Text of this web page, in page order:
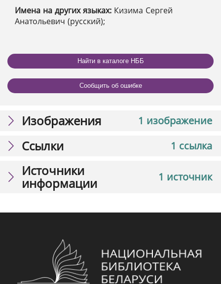
Имена на других языках: Кизима Сергей
Анатольевич (русский);
Найти в каталоге НББ
Сообщить об ошибке
1 изображение
Изображения
1 ссылка
Ссылки
1 источник
Источники
информации